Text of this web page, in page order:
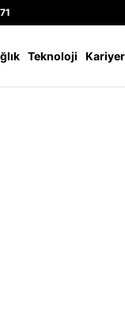
Teknoloji Kariyer